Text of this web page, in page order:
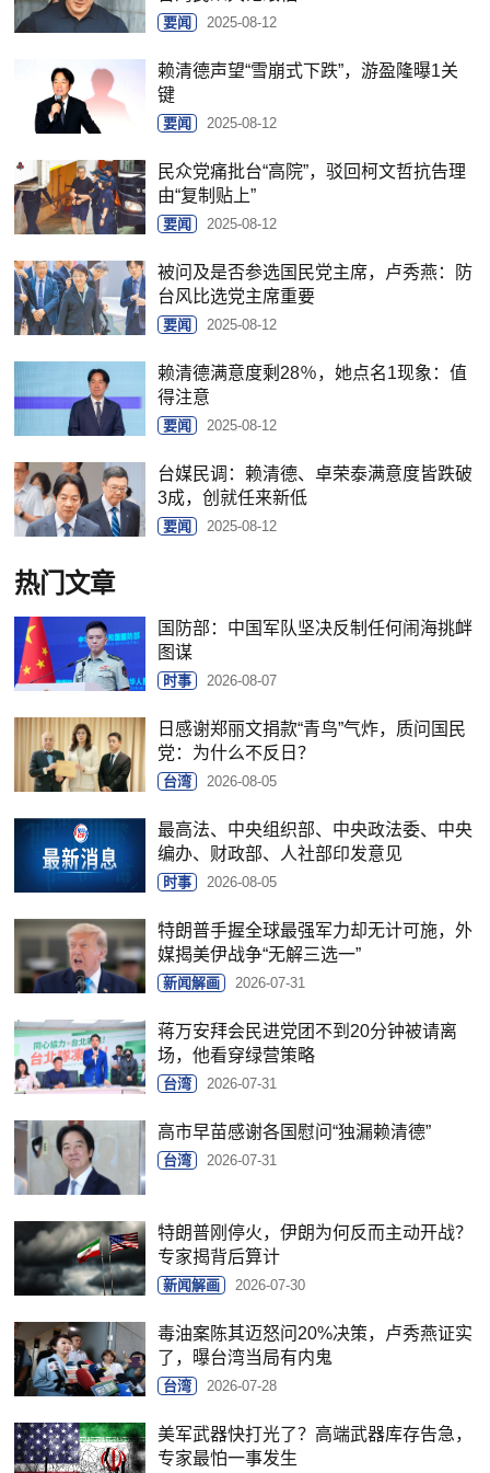
要闻 2025-08-12
赖清德声望“雪崩式下跌”，游盈隆曝1关
键
要闻 2025-08-12
民众党痛批台“高院”，驳回柯文哲抗告理
由“复制贴上”
要闻 2025-08-12
被问及是否参选国民党主席，卢秀燕：防
台风比选党主席重要
要闻 2025-08-12
赖清德满意度剩28％，她点名1现象：值
得注意
要闻 2025-08-12
台媒民调：赖清德、卓荣泰满意度皆跌破
3成，创就任来新低
要闻 2025-08-12
热门文章
国防部：中国军队坚决反制任何闹海挑衅
图谋
时事 2026-08-07
日感谢郑丽文捐款“青鸟”气炸，质问国民
党：为什么不反日？
台湾 2026-08-05
最高法、中央组织部、中央政法委、中央
编办、财政部、人社部印发意见
时事 2026-08-05
特朗普手握全球最强军力却无计可施，外
媒揭美伊战争“无解三选一”
新闻解画 2026-07-31
蒋万安拜会民进党团不到20分钟被请离
场，他看穿绿营策略
台湾 2026-07-31
高市早苗感谢各国慰问“独漏赖清德”
台湾 2026-07-31
特朗普刚停火，伊朗为何反而主动开战？
专家揭背后算计
新闻解画 2026-07-30
毒油案陈其迈怒问20%决策，卢秀燕证实
了，曝台湾当局有内鬼
台湾 2026-07-28
美军武器快打光了？高端武器库存告急，
专家最怕一事发生